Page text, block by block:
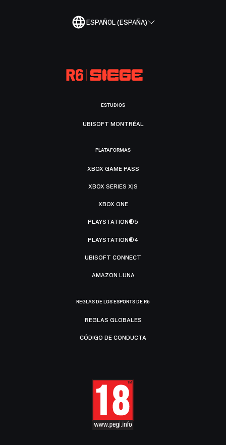
ESPAÑOL (ESPAÑA)
ESTUDIOS
UBISOFT MONTRÉAL
PLATAFORMAS
XBOX GAME PASS
XBOX SERIES X|S
XBOX ONE
PLAYSTATION®5
PLAYSTATION®4
UBISOFT CONNECT
AMAZON LUNA
REGLAS DE LOS ESPORTS DE R6
REGLAS GLOBALES
CÓDIGO DE CONDUCTA